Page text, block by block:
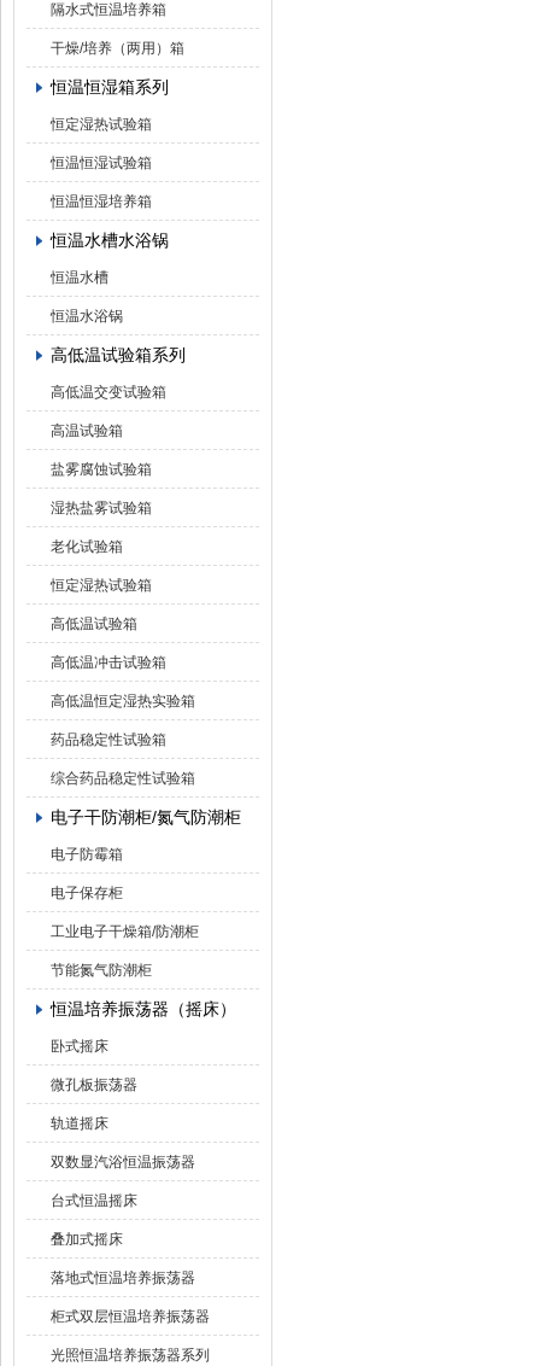
隔水式恒温培养箱
干燥/培养（两用）箱
恒温恒湿箱系列
恒定湿热试验箱
恒温恒湿试验箱
恒温恒湿培养箱
恒温水槽水浴锅
恒温水槽
恒温水浴锅
高低温试验箱系列
高低温交变试验箱
高温试验箱
盐雾腐蚀试验箱
湿热盐雾试验箱
老化试验箱
恒定湿热试验箱
高低温试验箱
高低温冲击试验箱
高低温恒定湿热实验箱
药品稳定性试验箱
综合药品稳定性试验箱
电子干防潮柜/氮气防潮柜
电子防霉箱
电子保存柜
工业电子干燥箱/防潮柜
节能氮气防潮柜
恒温培养振荡器（摇床）
卧式摇床
微孔板振荡器
轨道摇床
双数显汽浴恒温振荡器
台式恒温摇床
叠加式摇床
落地式恒温培养振荡器
柜式双层恒温培养振荡器
光照恒温培养振荡器系列